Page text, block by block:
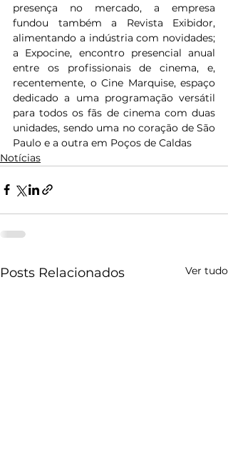
presença no mercado, a empresa
fundou também a Revista Exibidor,
alimentando a indústria com novidades;
a Expocine, encontro presencial anual
entre os profissionais de cinema, e,
recentemente, o Cine Marquise, espaço
dedicado a uma programação versátil
para todos os fãs de cinema com duas
unidades, sendo uma no coração de São
Paulo e a outra em Poços de Caldas
Notícias
Posts Relacionados Ver tudo